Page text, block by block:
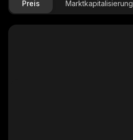
Preis Marktkapitalisierung